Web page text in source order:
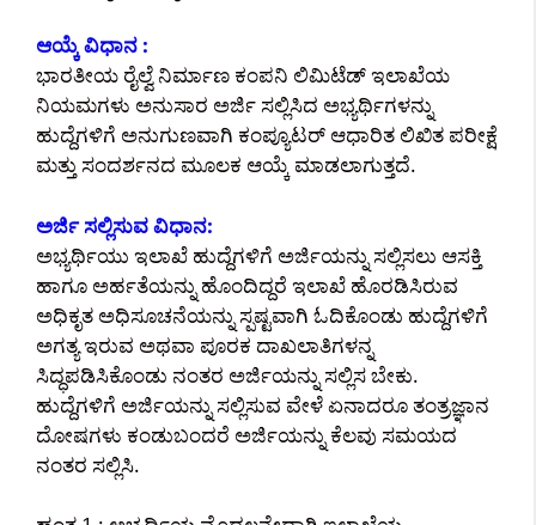
ಆಯ್ಕೆ ವಿಧಾನ :
ಭಾರತೀಯ ರೈಲ್ವೆ ನಿರ್ಮಾಣ ಕಂಪನಿ ಲಿಮಿಟೆಡ್ ಇಲಾಖೆಯ
ನಿಯಮಗಳು ಅನುಸಾರ ಅರ್ಜಿ ಸಲ್ಲಿಸಿದ ಅಭ್ಯರ್ಥಿಗಳನ್ನು
ಹುದ್ದೆಗಳಿಗೆ ಅನುಗುಣವಾಗಿ ಕಂಪ್ಯೂಟರ್ ಆಧಾರಿತ ಲಿಖಿತ ಪರೀಕ್ಷೆ
ಮತ್ತು ಸಂದರ್ಶನದ ಮೂಲಕ ಆಯ್ಕೆ ಮಾಡಲಾಗುತ್ತದೆ.
ಅರ್ಜಿ ಸಲ್ಲಿಸುವ ವಿಧಾನ:
ಅಭ್ಯರ್ಥಿಯು ಇಲಾಖೆ ಹುದ್ದೆಗಳಿಗೆ ಅರ್ಜಿಯನ್ನು ಸಲ್ಲಿಸಲು ಆಸಕ್ತಿ
ಹಾಗೂ ಅರ್ಹತೆಯನ್ನು ಹೊಂದಿದ್ದರೆ ಇಲಾಖೆ ಹೊರಡಿಸಿರುವ
ಅಧಿಕೃತ ಅಧಿಸೂಚನೆಯನ್ನು ಸ್ಪಷ್ಟವಾಗಿ ಓದಿಕೊಂಡು ಹುದ್ದೆಗಳಿಗೆ
ಅಗತ್ಯ ಇರುವ ಅಥವಾ ಪೂರಕ ದಾಖಲಾತಿಗಳನ್ನ
ಸಿದ್ಧಪಡಿಸಿಕೊಂಡು ನಂತರ ಅರ್ಜಿಯನ್ನು ಸಲ್ಲಿಸ ಬೇಕು.
ಹುದ್ದೆಗಳಿಗೆ ಅರ್ಜಿಯನ್ನು ಸಲ್ಲಿಸುವ ವೇಳೆ ಏನಾದರೂ ತಂತ್ರಜ್ಞಾನ
ದೋಷಗಳು ಕಂಡುಬಂದರೆ ಅರ್ಜಿಯನ್ನು ಕೆಲವು ಸಮಯದ
ನಂತರ ಸಲ್ಲಿಸಿ.